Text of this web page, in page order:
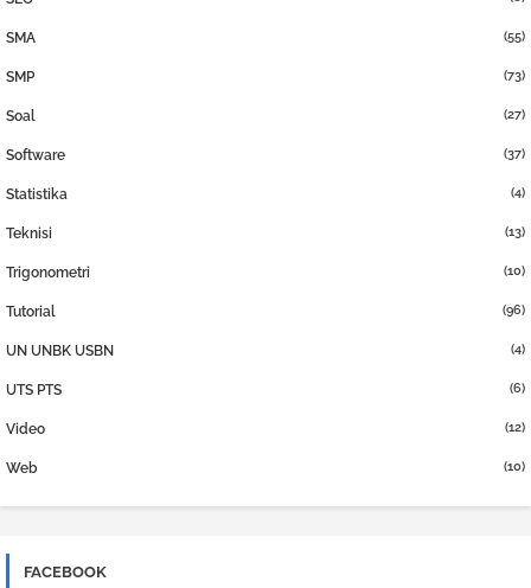
SMA (55)
SMP (73)
Soal (27)
Software (37)
Statistika (4)
Teknisi (13)
Trigonometri (10)
Tutorial (96)
UN UNBK USBN (4)
UTS PTS (6)
Video (12)
Web (10)
FACEBOOK